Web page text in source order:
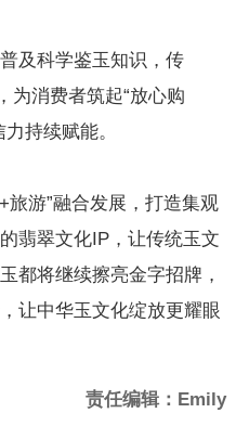
科学鉴玉知识，传
为消费者筑起“放心购
持续赋能。
游”融合发展，打造集观
翡翠文化IP，让传统玉文
都将继续擦亮金字招牌，
让中华玉文化绽放更耀眼
责任编辑：Emily